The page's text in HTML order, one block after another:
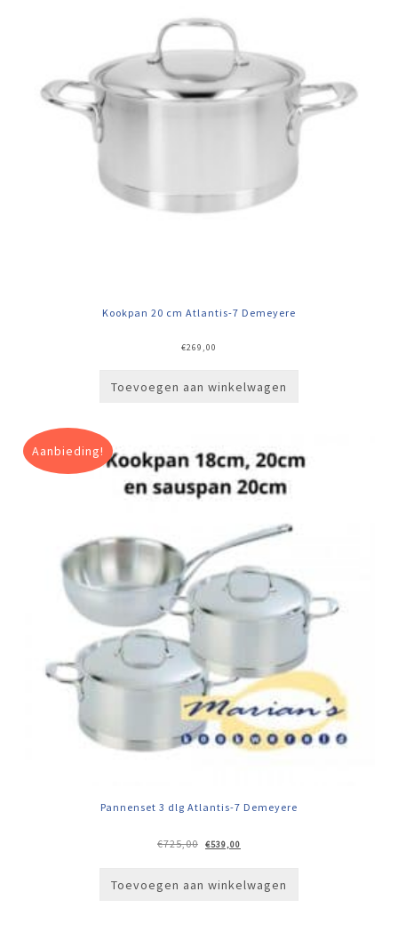
Kookpan 20 cm Atlantis-7 Demeyere
€269,00
Toevoegen aan winkelwagen
Aanbieding!
Pannenset 3 dlg Atlantis-7 Demeyere
€725,00
Oorspronkelijke
prijs
€539,00
prijs
Toevoegen aan winkelwagen